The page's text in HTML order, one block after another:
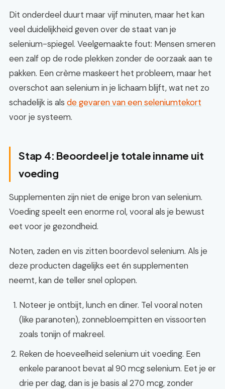
Dit onderdeel duurt maar vijf minuten, maar het kan
veel duidelijkheid geven over de staat van je
selenium-spiegel. Veelgemaakte fout: Mensen smeren
een zalf op de rode plekken zonder de oorzaak aan te
pakken. Een crème maskeert het probleem, maar het
overschot aan selenium in je lichaam blijft, wat net zo
schadelijk is als de gevaren van een seleniumtekort
voor je systeem.
Stap 4: Beoordeel je totale inname uit
voeding
Supplementen zijn niet de enige bron van selenium.
Voeding speelt een enorme rol, vooral als je bewust
eet voor je gezondheid.
Noten, zaden en vis zitten boordevol selenium. Als je
deze producten dagelijks eet én supplementen
neemt, kan de teller snel oplopen.
Noteer je ontbijt, lunch en diner. Tel vooral noten
(like paranoten), zonnebloempitten en vissoorten
zoals tonijn of makreel.
Reken de hoeveelheid selenium uit voeding. Een
enkele paranoot bevat al 90 mcg selenium. Eet je er
drie per dag, dan is je basis al 270 mcg, zonder